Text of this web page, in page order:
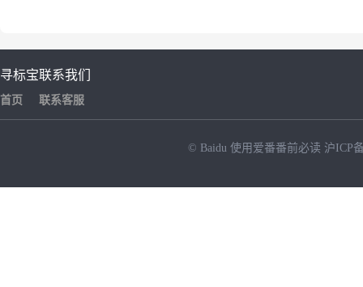
寻标宝
首页
联系我们
联系客服
© Baidu 使用爱番番前必读 沪ICP